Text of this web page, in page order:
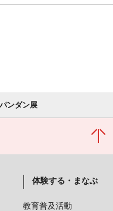
ンダン展
体験する・まなぶ
教育普及活動